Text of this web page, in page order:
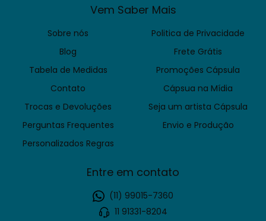
Vem Saber Mais
Sobre nós
Blog
Tabela de Medidas
Contato
Trocas e Devoluções
Perguntas Frequentes
Personalizados Regras
Politica de Privacidade
Frete Grátis
Promoções Cápsula
Cápsua na Mídia
Seja um artista Cápsula
Envio e Produção
Entre em contato
(11) 99015-7360
11 91331-8204